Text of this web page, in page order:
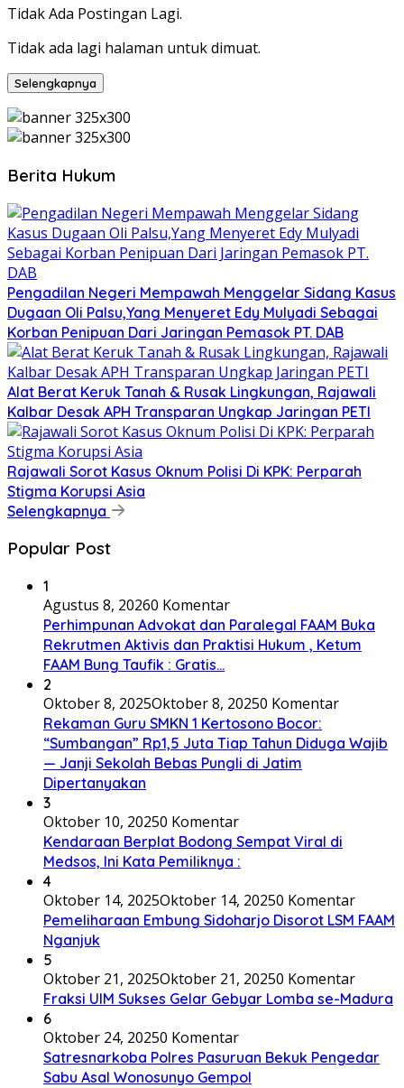
Tidak Ada Postingan Lagi.
Tidak ada lagi halaman untuk dimuat.
Selengkapnya
Berita Hukum
Pengadilan Negeri Mempawah Menggelar Sidang Kasus
Dugaan Oli Palsu,Yang Menyeret Edy Mulyadi Sebagai
Korban Penipuan Dari Jaringan Pemasok PT. DAB
Alat Berat Keruk Tanah & Rusak Lingkungan, Rajawali
Kalbar Desak APH Transparan Ungkap Jaringan PETI
Rajawali Sorot Kasus Oknum Polisi Di KPK: Perparah
Stigma Korupsi Asia
Selengkapnya
Popular Post
1
Agustus 8, 20260 Komentar
Perhimpunan Advokat dan Paralegal FAAM Buka
Rekrutmen Aktivis dan Praktisi Hukum , Ketum
FAAM Bung Taufik : Gratis…
2
Oktober 8, 2025Oktober 8, 20250 Komentar
Rekaman Guru SMKN 1 Kertosono Bocor:
“Sumbangan” Rp1,5 Juta Tiap Tahun Diduga Wajib
— Janji Sekolah Bebas Pungli di Jatim
Dipertanyakan
3
Oktober 10, 20250 Komentar
Kendaraan Berplat Bodong Sempat Viral di
Medsos, Ini Kata Pemiliknya :
4
Oktober 14, 2025Oktober 14, 20250 Komentar
Pemeliharaan Embung Sidoharjo Disorot LSM FAAM
Nganjuk
5
Oktober 21, 2025Oktober 21, 20250 Komentar
Fraksi UIM Sukses Gelar Gebyar Lomba se-Madura
6
Oktober 24, 20250 Komentar
Satresnarkoba Polres Pasuruan Bekuk Pengedar
Sabu Asal Wonosunyo Gempol